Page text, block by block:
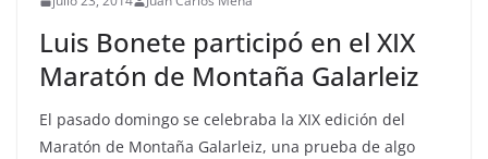
Luis Bonete participó en el XIX
Maratón de Montaña Galarleiz
El pasado domingo se celebraba la XIX edición del
Maratón de Montaña Galarleiz, una prueba de algo